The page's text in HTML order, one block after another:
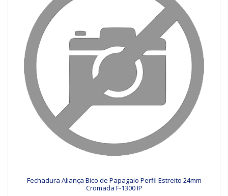
Fechadura Aliança Bico de Papagaio Perfil Estreito 24mm
Cromada F-1300 IP